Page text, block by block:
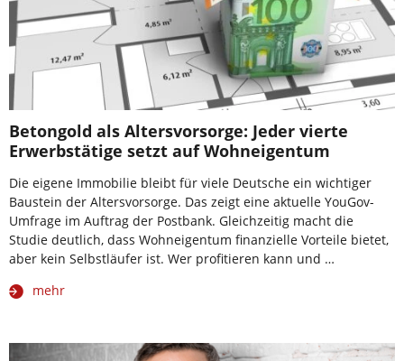
Betongold als Altersvorsorge: Jeder vierte
Erwerbstätige setzt auf Wohneigentum
Die eigene Immobilie bleibt für viele Deutsche ein wichtiger
Baustein der Altersvorsorge. Das zeigt eine aktuelle YouGov-
Umfrage im Auftrag der Postbank. Gleichzeitig macht die
Studie deutlich, dass Wohneigentum finanzielle Vorteile bietet,
aber kein Selbstläufer ist. Wer profitieren kann und …
mehr